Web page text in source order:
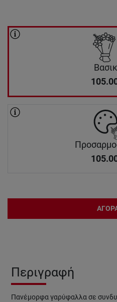
Περιγραφή
Πανέμορφα γαρύφαλλα σε